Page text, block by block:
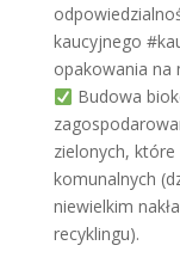
kaucyjnego
opakowania na
Budowa
zielonych,
komunalnych
niewielkim
recyklingu).